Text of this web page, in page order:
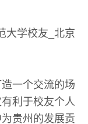
一个交流的场
利于校友个人
贵州的发展贡